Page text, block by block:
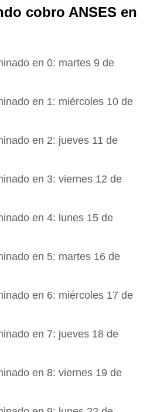
cobro ANSES en
en 0: martes 9 de
en 1: miércoles 10 de
en 2: jueves 11 de
en 3: viernes 12 de
en 4: lunes 15 de
en 5: martes 16 de
en 6: miércoles 17 de
en 7: jueves 18 de
en 8: viernes 19 de